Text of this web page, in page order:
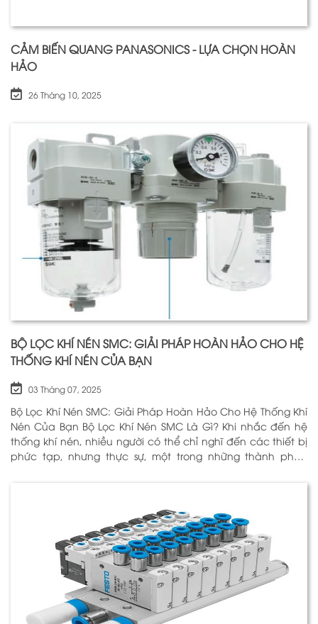
CẢM BIẾN QUANG PANASONICS - LỰA CHỌN HOÀN
HẢO
26 Tháng 10, 2025
BỘ LỌC KHÍ NÉN SMC: GIẢI PHÁP HOÀN HẢO CHO HỆ
THỐNG KHÍ NÉN CỦA BẠN
03 Tháng 07, 2025
Bộ Lọc Khí Nén SMC: Giải Pháp Hoàn Hảo Cho Hệ Thống Khí
Nén Của Bạn Bộ Lọc Khí Nén SMC Là Gì? Khi nhắc đến hệ
thống khí nén, nhiều người có thể chỉ nghĩ đến các thiết bị
phức tạp, nhưng thực sự, một trong những thành phần